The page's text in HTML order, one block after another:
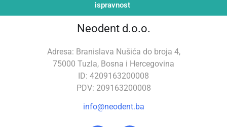
ispravnost
Neodent d.o.o.
Adresa: Branislava Nušića do broja 4,
75000 Tuzla, Bosna i Hercegovina
ID: 4209163200008
PDV: 209163200008
info@neodent.ba